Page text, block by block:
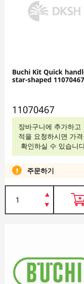
Buchi Kit Quick
star-shaped 11070467
11070467
장바구니에 추가하고
적을 요청하시면 가
확인하실 수 있습니
주문하기